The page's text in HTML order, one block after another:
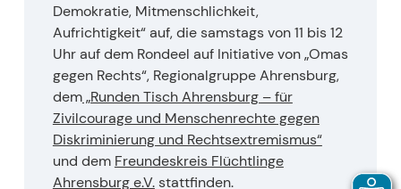
Demokratie, Mitmenschlichkeit,
Aufrichtigkeit“ auf, die samstags von 11 bis 12
Uhr auf dem Rondeel auf Initiative von „Omas
gegen Rechts“, Regionalgruppe Ahrensburg,
dem„Runden Tisch Ahrensburg – für
Zivilcourage und Menschenrechte gegen
Diskriminierung und Rechtsextremismus“
und dem Freundeskreis Flüchtlinge
Ahrensburg e.V.stattfinden.